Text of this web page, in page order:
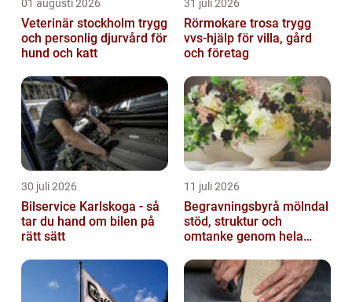
01 augusti 2026
Veterinär stockholm trygg
och personlig djurvård för
hund och katt
31 juli 2026
Rörmokare trosa trygg
vvs-hjälp för villa, gård
och företag
30 juli 2026
Bilservice Karlskoga - så
tar du hand om bilen på
rätt sätt
11 juli 2026
Begravningsbyrå mölndal
stöd, struktur och
omtanke genom hela